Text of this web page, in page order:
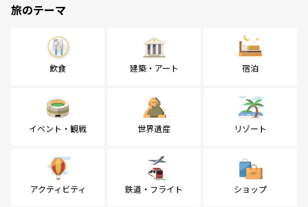
旅のテーマ
飲食 建築・アート 宿泊
イベント・観戦 世界遺産 リゾート
アクティビティ 鉄道・フライト ショップ